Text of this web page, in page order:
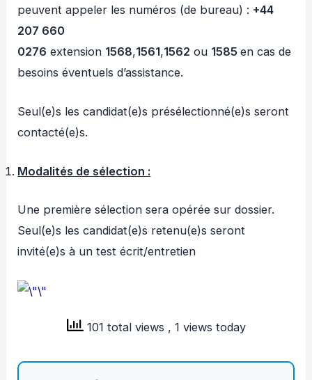
peuvent appeler les numéros (de bureau) : +44
207 660
0276 extension 1568,1561,1562 ou 1585en cas de
besoins éventuels d’assistance.
Seul(e)s les candidat(e)s présélectionné(e)s seront
contacté(e)s.
Modalités de sélection :
Une première sélection sera opérée sur dossier.
Seul(e)s les candidat(e)s retenu(e)s seront
invité(e)s à un test écrit/entretien
101 total views , 1 views today